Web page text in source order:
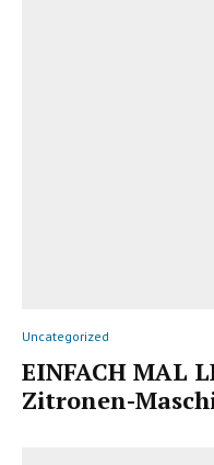
Uncategorized
EINFACH MAL
Zitronen-